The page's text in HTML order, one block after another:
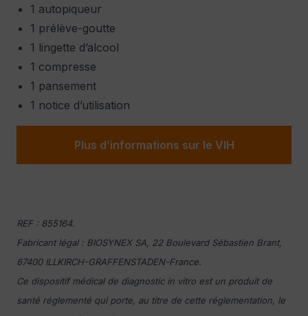
1 autopiqueur
1 prélève-goutte
1 lingette d’alcool
1 compresse
1 pansement
1 notice d’utilisation
Plus d’informations sur le VIH
REF : 855164.
Fabricant légal : BIOSYNEX SA, 22 Boulevard Sébastien Brant,
67400 ILLKIRCH-GRAFFENSTADEN-France.
Ce dispositif médical de diagnostic in vitro est un produit de
santé réglementé qui porte, au titre de cette réglementation, le